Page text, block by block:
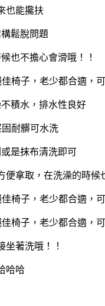
也能攙扶
鬆脫問題
也不擔心會滑哦！！
積水，排水性良好
耐髒可水洗
是抹布清洗即可
便拿取，在洗澡的時候
坐著洗哦！！
哈哈